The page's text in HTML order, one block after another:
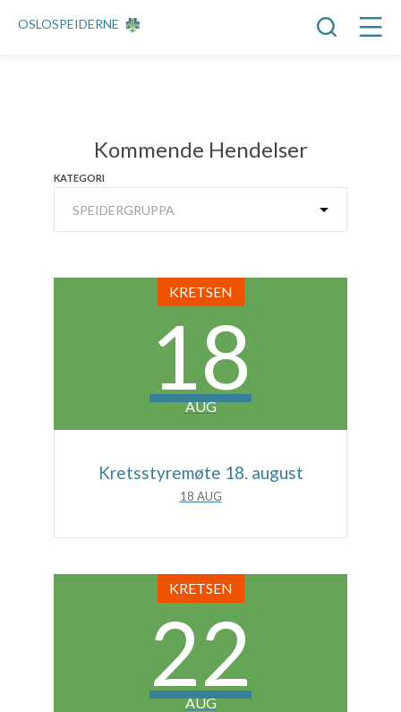
OSLOSPEIDERNE
Kommende Hendelser
KATEGORI
KRETSEN
18
AUG
Kretsstyremøte 18. august
18 AUG
KRETSEN
22
AUG